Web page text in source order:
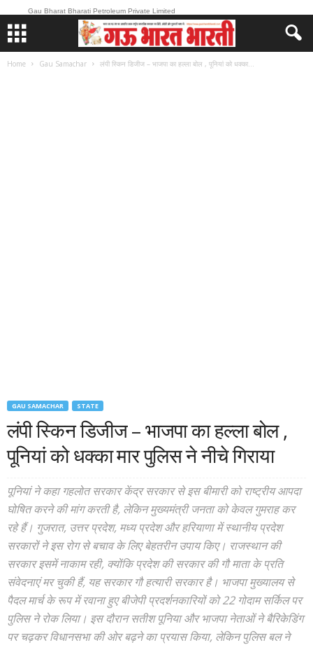
Gau Bharat Bharati Petroleum Private Limited
Home Gau Samachar लंपी स्किन डिजीज – भाजपा का हल्ला बोल , पूनियां को धक्का...
GAU SAMACHAR STATE
लंपी स्किन डिजीज – भाजपा का हल्ला बोल ,
पूनियां को धक्का मार पुलिस ने नीचे गिराया
पूनियां ने कहा गहलोत सरकार केंद्र सरकार से इस बीमारी को राष्ट्रीय आपदा
घोषित करने की मांग करती है, लेकिन मुख्यमंत्री जनता को केवल गुमराह कर
रहे हैं। गुजरात, उत्तर प्रदेश, मध्य प्रदेश और हरियाणा में स्थानीय प्रदेश
सरकारों ने इस रोग से बचाव के लिए बेहतरीन उपाय किए। राजस्थान की
सरकार इसमें नाकाम रही, क्योंकि प्रदेश की सरकार की गौ माता के प्रति
संवेदनाएं मर चुकी हैं, यह सरकार गौ हत्यारी सरकार है। भाजपा मुख्यालय से
पैदल मार्च के रूप में रवाना हुए बीजेपी प्रदर्शनकारियों को 22 गोदाम सर्किल पर
पुलिस ने रोक लिया। इस दौरान सतीश पूनिया और भाजपा नेताओं ने बैरिकेडिंग
पर चढ़कर विधानसभा की ओर बढ़ने का प्रयास किया, लेकिन पुलिस बल ने